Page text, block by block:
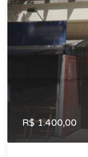
R$ 1.400,00